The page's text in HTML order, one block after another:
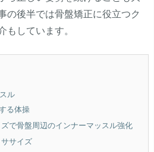
の後半では骨盤矯正に役立つク
もしています。
ル
る体操
で骨盤周辺のインナーマッスル強化
サイズ